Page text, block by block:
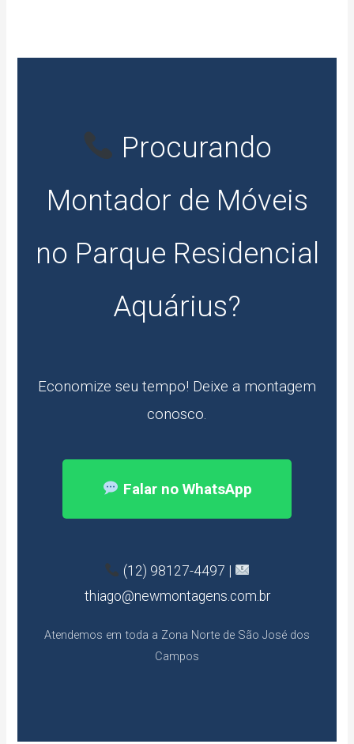
Procurando
Montador de Móveis
no Parque Residencial
Aquárius?
Economize seu tempo! Deixe a montagem
conosco.
Falar no WhatsApp
(12) 98127-4497 |
thiago@newmontagens.com.br
Atendemos em toda a Zona Norte de São José dos
Campos